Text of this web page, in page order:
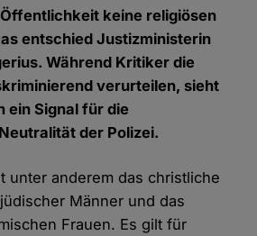
keine religiösen
entschied Justizministerin
Während Kritiker die
verurteilen, sieht
ein Signal für die
der Polizei.
unter anderem das christliche
Männer und das
Frauen. Es gilt für